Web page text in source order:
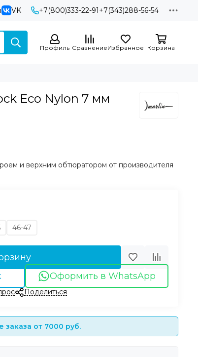
VK +7(800)333-22-91+7(343)288-56-54
Профиль СравнениеИзбранное Корзина
Eco Nylon 7 мм
и верхним обтюратором от производителя
46-47
Оформить в WhatsApp
Поделиться
заказа от 7000 руб.